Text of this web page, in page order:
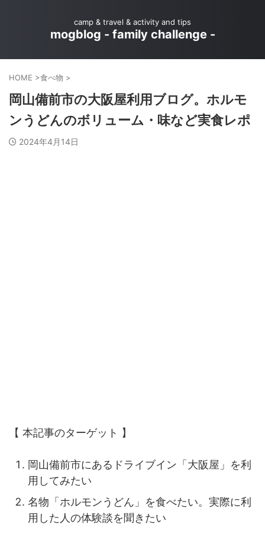
camp & travel & activity and tips
mogblog - family challenge -
HOME >食べ物 >
岡山備前市の大阪屋利用ブログ。ホルモ
ンうどんのボリューム・味など実食レポ
2024年4月14日
【 本記事のターゲット 】
岡山備前市にあるドライブイン「大阪屋」を利
用してみたい
名物「ホルモンうどん」を食べたい。実際に利
用した人の体験談を聞きたい